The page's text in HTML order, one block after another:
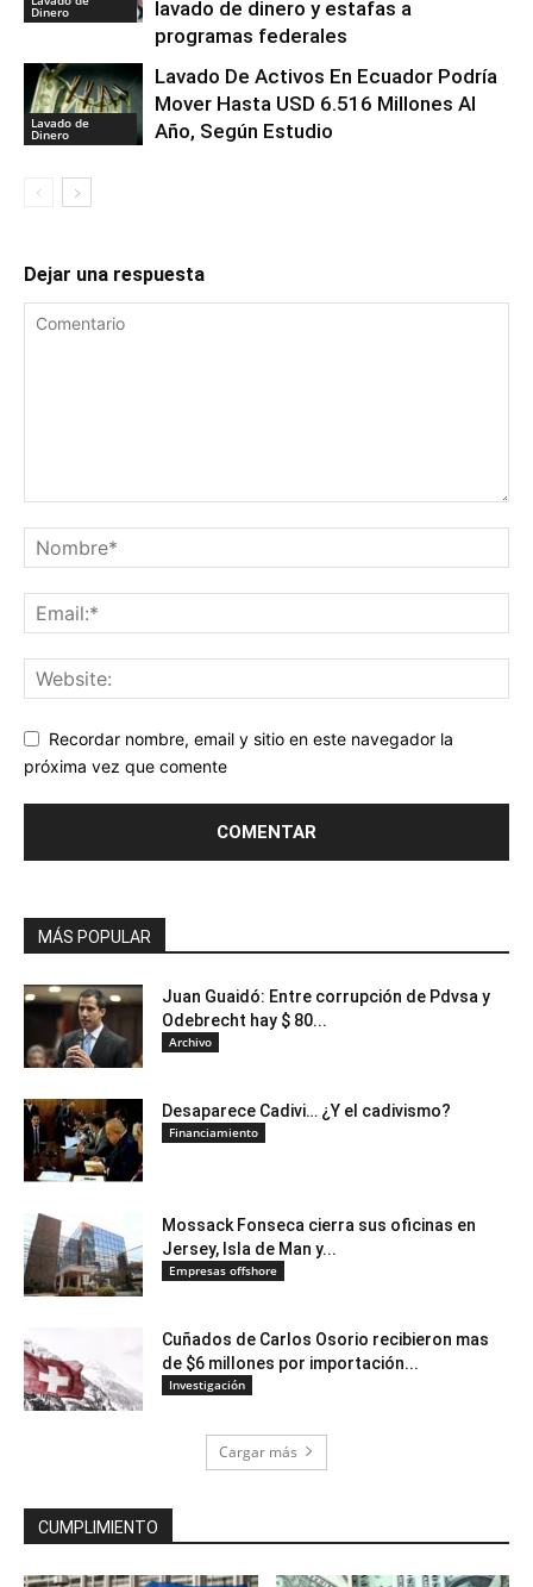
Dinero
lavado de dinero y estafas a
programas federales
Lavado de
Dinero
Lavado De Activos En Ecuador Podría
Mover Hasta USD 6.516 Millones Al
Año, Según Estudio
Dejar una respuesta
Recordar nombre, email y sitio en este navegador la
próxima vez que comente
MÁS POPULAR
Juan Guaidó: Entre corrupción de Pdvsa y
Odebrecht hay $ 80...
Archivo
Desaparece Cadivi… ¿Y el cadivismo?
Financiamiento
Mossack Fonseca cierra sus oficinas en
Jersey, Isla de Man y...
Empresas offshore
Cuñados de Carlos Osorio recibieron mas
de $6 millones por importación...
Investigación
Cargar más
CUMPLIMIENTO